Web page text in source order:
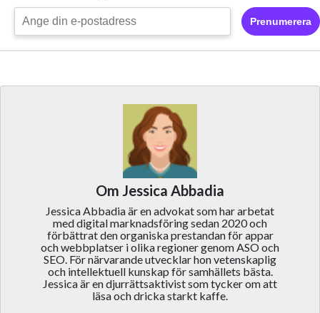
Prenumerera
Om Jessica Abbadia
Jessica Abbadia är en advokat som har arbetat
med digital marknadsföring sedan 2020 och
förbättrat den organiska prestandan för appar
och webbplatser i olika regioner genom ASO och
SEO. För närvarande utvecklar hon vetenskaplig
och intellektuell kunskap för samhällets bästa.
Jessica är en djurrättsaktivist som tycker om att
läsa och dricka starkt kaffe.